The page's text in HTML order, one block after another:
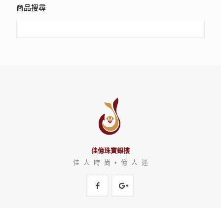
商品搜尋
佳億珠寶銀樓
佳 人 時 尚 • 億 人 迷